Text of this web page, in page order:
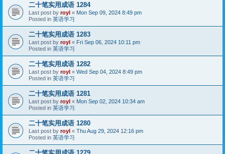
二十笔实用成语 1284
Last post by royl « Mon Sep 09, 2024 8:49 pm
Posted in 英语学习
二十笔实用成语 1283
Last post by royl « Fri Sep 06, 2024 10:11 pm
Posted in 英语学习
二十笔实用成语 1282
Last post by royl « Wed Sep 04, 2024 8:49 pm
Posted in 英语学习
二十笔实用成语 1281
Last post by royl « Mon Sep 02, 2024 10:34 am
Posted in 英语学习
二十笔实用成语 1280
Last post by royl « Thu Aug 29, 2024 12:16 pm
Posted in 英语学习
二十笔实用成语 1279